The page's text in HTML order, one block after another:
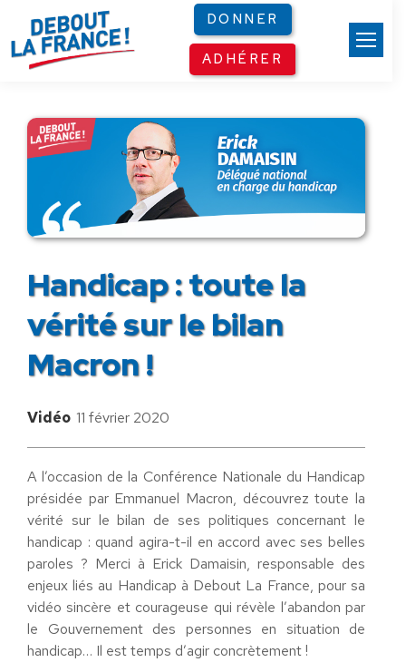
DONNER
ADHÉRER
Handicap : toute la
vérité sur le bilan
Macron !
Vidéo 11 février 2020
A l’occasion de la Conférence Nationale du Handicap
présidée par Emmanuel Macron, découvrez toute la
vérité sur le bilan de ses politiques concernant le
handicap : quand agira-t-il en accord avec ses belles
paroles ? Merci à Erick Damaisin, responsable des
enjeux liés au Handicap à Debout La France, pour sa
vidéo sincère et courageuse qui révèle l’abandon par
le Gouvernement des personnes en situation de
handicap… Il est temps d’agir concrètement !
Panneau de gestion des cookies